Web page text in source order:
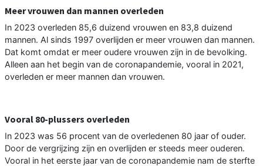
Meer vrouwen dan mannen overleden
In 2023 overleden 85,6 duizend vrouwen en 83,8 duizend
mannen. Al sinds 1997 overlijden er meer vrouwen dan mannen.
Dat komt omdat er meer oudere vrouwen zijn in de bevolking.
Alleen aan het begin van de coronapandemie, vooral in 2021,
overleden er meer mannen dan vrouwen.
Vooral 80-plussers overleden
In 2023 was 56 procent van de overledenen 80 jaar of ouder.
Door de vergrijzing zijn en overlijden er steeds meer ouderen.
Vooral in het eerste jaar van de coronapandemie nam de sterfte